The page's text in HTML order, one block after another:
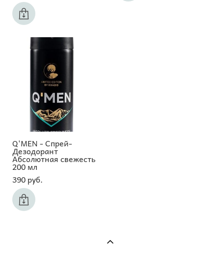
Q'MEN - Спрей-
Дезодорант
Абсолютная свежесть
200 мл
390 pуб.